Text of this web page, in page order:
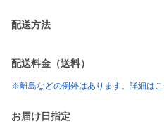
配送方法
配送料金（送料）
※離島などの例外はあります。詳細はこ
お届け日指定